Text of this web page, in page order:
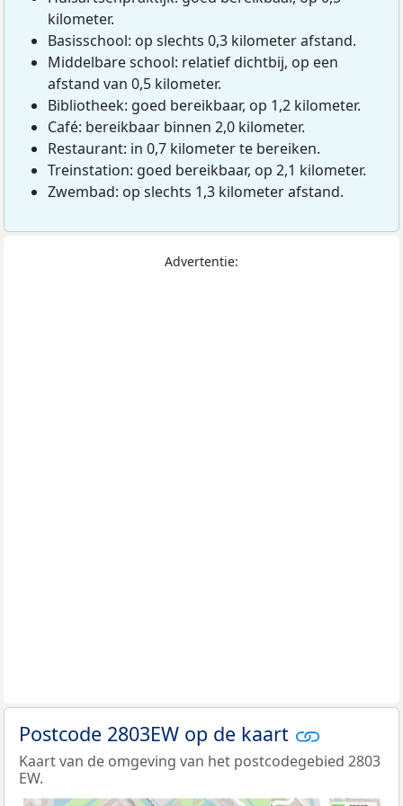
kilometer.
Basisschool: op slechts 0,3 kilometer afstand.
Middelbare school: relatief dichtbij, op een
afstand van 0,5 kilometer.
Bibliotheek: goed bereikbaar, op 1,2 kilometer.
Café: bereikbaar binnen 2,0 kilometer.
Restaurant: in 0,7 kilometer te bereiken.
Treinstation: goed bereikbaar, op 2,1 kilometer.
Zwembad: op slechts 1,3 kilometer afstand.
Advertentie:
Postcode 2803EW op de kaart
Kaart van de omgeving van het postcodegebied 2803
EW.